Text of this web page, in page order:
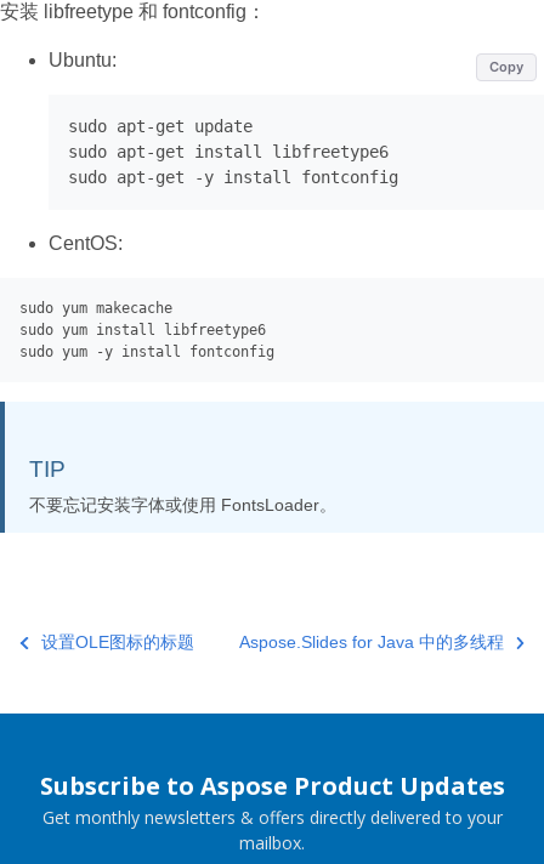
安装 libfreetype 和 fontconfig：
Ubuntu: Copy
sudo apt-get update
sudo apt-get install libfreetype6
sudo apt-get -
CentOS:
sudo yum makecache
sudo yum install libfreetype6
TIP
不要忘记安装字体或使用 FontsLoader。
设置OLE图标的标题 Aspose.Slides for Java 中的多线程
Subscribe to Aspose Product Updates
Get monthly newsletters & offers directly delivered to your
mailbox.